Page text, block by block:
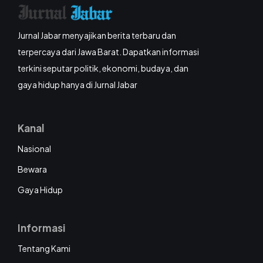
Jurnal Jabar menyajikan berita terbaru dan
terpercaya dari Jawa Barat. Dapatkan informasi
terkini seputar politik, ekonomi, budaya, dan
gaya hidup hanya di Jurnal Jabar
Kanal
Nasional
Bewara
Gaya Hidup
Informasi
Tentang Kami